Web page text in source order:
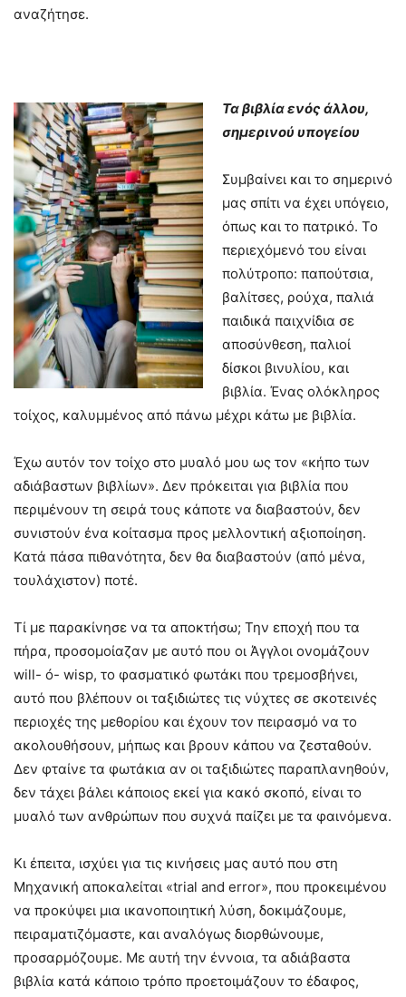
αναζήτησε.
Τα βιβλία ενός άλλου,
σημερινού υπογείου
Συμβαίνει και το σημερινό
μας σπίτι να έχει υπόγειο,
όπως και το πατρικό. Το
περιεχόμενό του είναι
πολύτροπο: παπούτσια,
βαλίτσες, ρούχα, παλιά
παιδικά παιχνίδια σε
αποσύνθεση, παλιοί
δίσκοι βινυλίου, και
βιβλία. Ένας ολόκληρος
τοίχος, καλυμμένος από πάνω μέχρι κάτω με βιβλία.
Έχω αυτόν τον τοίχο στο μυαλό μου ως τον «κήπο των
αδιάβαστων βιβλίων». Δεν πρόκειται για βιβλία που
περιμένουν τη σειρά τους κάποτε να διαβαστούν, δεν
συνιστούν ένα κοίτασμα προς μελλοντική αξιοποίηση.
Κατά πάσα πιθανότητα, δεν θα διαβαστούν (από μένα,
τουλάχιστον) ποτέ.
Τί με παρακίνησε να τα αποκτήσω; Την εποχή που τα
πήρα, προσομοίαζαν με αυτό που οι Άγγλοι ονομάζουν
will- ó- wisp, το φασματικό φωτάκι που τρεμοσβήνει,
αυτό που βλέπουν οι ταξιδιώτες τις νύχτες σε σκοτεινές
περιοχές της μεθορίου και έχουν τον πειρασμό να το
ακολουθήσουν, μήπως και βρουν κάπου να ζεσταθούν.
Δεν φταίνε τα φωτάκια αν οι ταξιδιώτες παραπλανηθούν,
δεν τάχει βάλει κάποιος εκεί για κακό σκοπό, είναι το
μυαλό των ανθρώπων που συχνά παίζει με τα φαινόμενα.
Κι έπειτα, ισχύει για τις κινήσεις μας αυτό που στη
Μηχανική αποκαλείται «trial and error», που προκειμένου
να προκύψει μια ικανοποιητική λύση, δοκιμάζουμε,
πειραματιζόμαστε, και αναλόγως διορθώνουμε,
προσαρμόζουμε. Με αυτή την έννοια, τα αδιάβαστα
βιβλία κατά κάποιο τρόπο προετοιμάζουν το έδαφος,